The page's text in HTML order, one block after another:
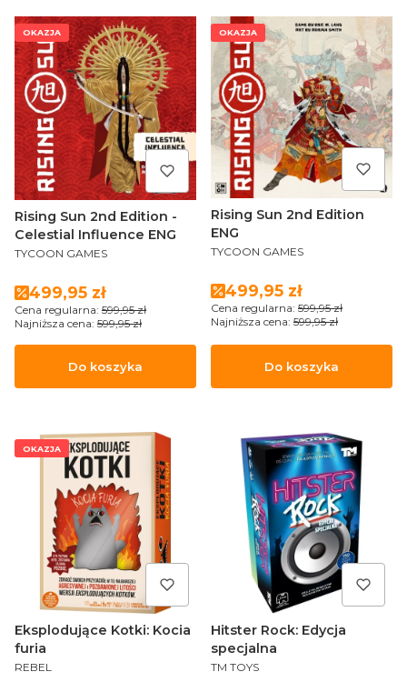
OKAZJA
Rising Sun 2nd Edition -
Celestial Influence ENG
PRODUCENT
TYCOON GAMES
Cena promocyjna
499,95 zł
Cena regularna: 599,95 zł
Najniższa cena: 599,95 zł
Do koszyka
OKAZJA
Rising Sun 2nd Edition
ENG
PRODUCENT
TYCOON GAMES
Cena promocyjna
499,95 zł
Cena regularna: 599,95 zł
Najniższa cena: 599,95 zł
Do koszyka
OKAZJA
Eksplodujące Kotki: Kocia
furia
PRODUCENT
REBEL
Hitster Rock: Edycja
specjalna
PRODUCENT
TM TOYS